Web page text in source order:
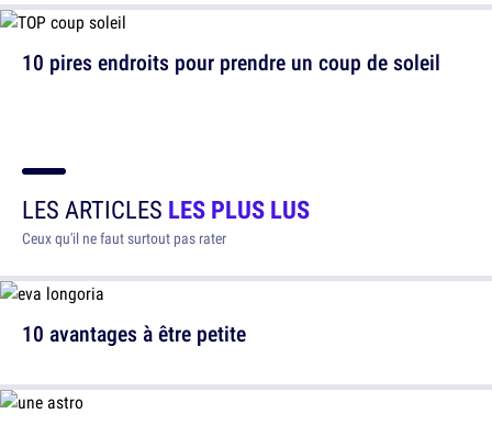
10 pires endroits pour prendre un coup de soleil
LES ARTICLES LES PLUS LUS
Ceux qu'il ne faut surtout pas rater
10 avantages à être petite